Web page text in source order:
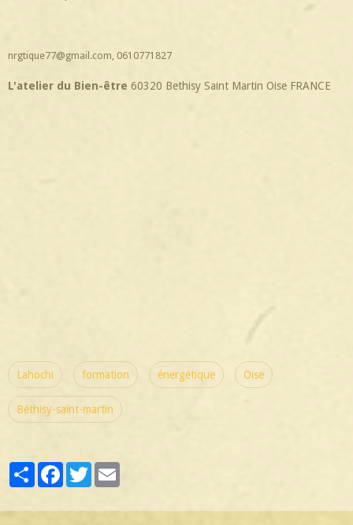
nrgtique77@gmail.com, 0610771827
L'atelier du Bien-être 60320 Bethisy Saint Martin Oise FRANCE
Lahochi formation énergétique Oise
Béthisy-saint-martin
PartagerFacebookTwitter